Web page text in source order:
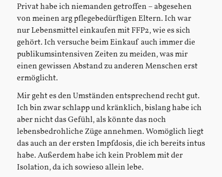
Privat habe ich niemanden getroffen – abgesehen
von meinen arg pflegebedürftigen Eltern. Ich war
nur Lebensmittel einkaufen mit FFP2, wie es sich
gehört. Ich versuche beim Einkauf auch immer die
publikumsintensiven Zeiten zu meiden, was mir
einen gewissen Abstand zu anderen Menschen erst
ermöglicht.
Mir geht es den Umständen entsprechend recht gut.
Ich bin zwar schlapp und kränklich, bislang habe ich
aber nicht das Gefühl, als könnte das noch
lebensbedrohliche Züge annehmen. Womöglich liegt
das auch an der ersten Impfdosis, die ich bereits intus
habe. Außerdem habe ich kein Problem mit der
Isolation, da ich sowieso allein lebe.